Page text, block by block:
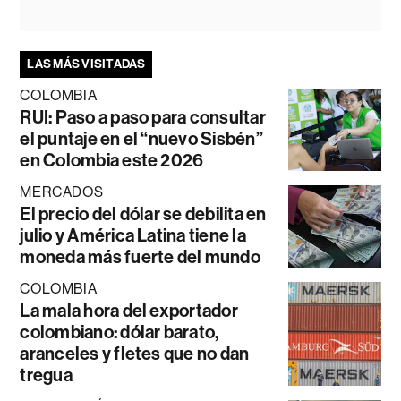
LAS MÁS VISITADAS
COLOMBIA
RUI: Paso a paso para consultar
el puntaje en el “nuevo Sisbén”
en Colombia este 2026
MERCADOS
El precio del dólar se debilita en
julio y América Latina tiene la
moneda más fuerte del mundo
COLOMBIA
La mala hora del exportador
colombiano: dólar barato,
aranceles y fletes que no dan
tregua